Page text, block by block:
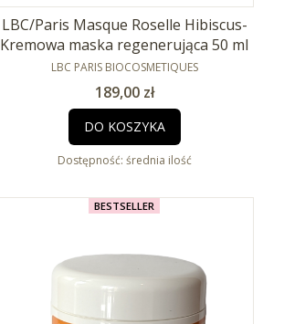
LBC/Paris Masque Roselle Hibiscus-
Kremowa maska regenerująca 50 ml
PRODUCENT
LBC PARIS BIOCOSMETIQUES
Cena
189,00 zł
DO KOSZYKA
Dostępność: średnia ilość
BESTSELLER